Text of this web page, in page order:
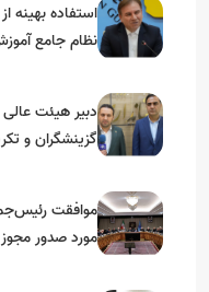
استفاده
نظام جامع
دبیر هیئت
گزینشگران و
موافقت
مورد صدور